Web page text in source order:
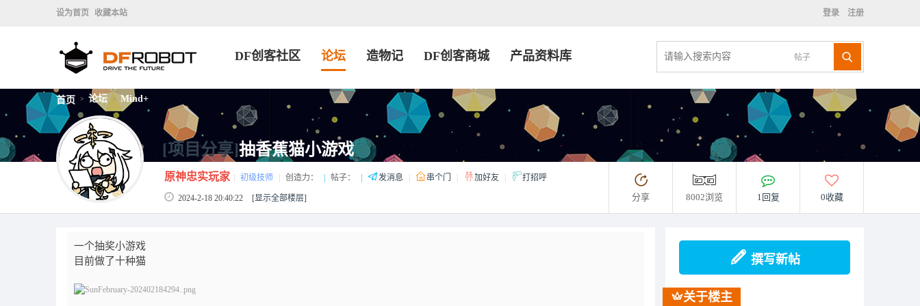
设为首页 收藏本站 登录 注册
帖子
DF创客社区 论坛 造物记 DF创客商城 产品资料库
首页 > 论坛 > Mind+
[项目分享]抽香蕉猫小游戏
原神忠实玩家 初级技师 创造力： 帖子： 发消息 串个门 加好友 打招呼
2024-2-18 20:40:22 [显示全部楼层] 分享 8002浏览 1回复 0收藏
一个抽奖小游戏
目前做了十种猫
撰写新帖
关于楼主